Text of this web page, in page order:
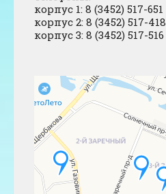
корпус 1: 8 (3452) 517-651
корпус 2: 8 (3452) 517-418
корпус 3: 8 (3452) 517-516